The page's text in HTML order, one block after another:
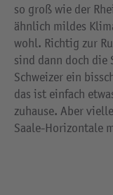
so groß wie der
ähnlich mildes
wohl. Richtig zur
sind dann doch die
Schweizer ein
das ist einfach
zuhause. Aber
Saale-Horizontale